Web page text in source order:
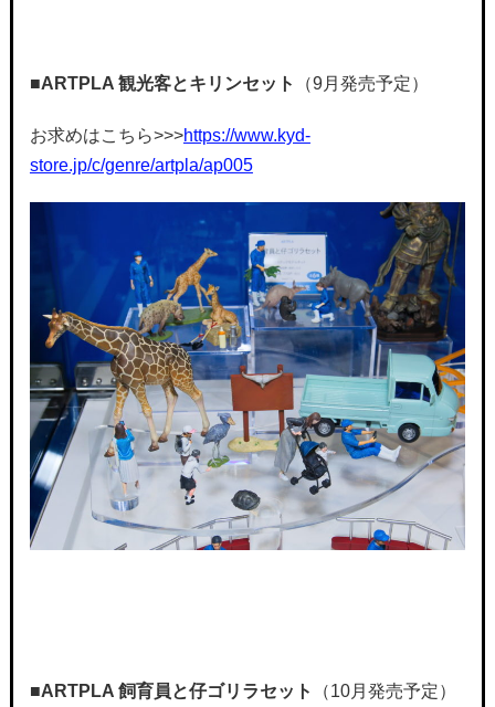
■ARTPLA 観光客とキリンセット （9月発売予定）
お求めはこちら>>>https://www.kyd-
store.jp/c/genre/artpla/ap005
■ARTPLA 飼育員と仔ゴリラセット （10月発売予定）